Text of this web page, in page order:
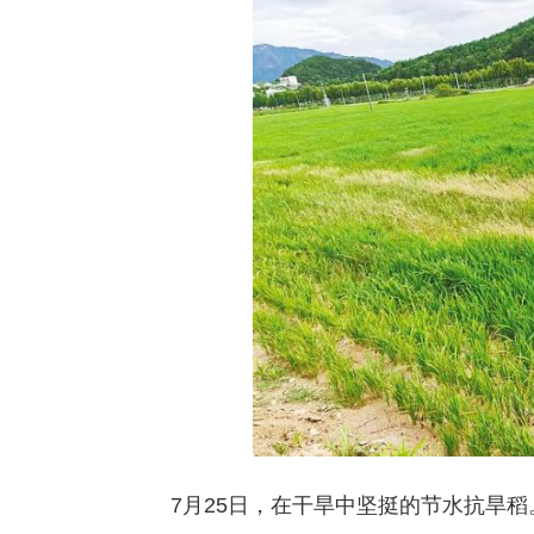
7月25日，在干旱中坚挺的节水抗旱稻